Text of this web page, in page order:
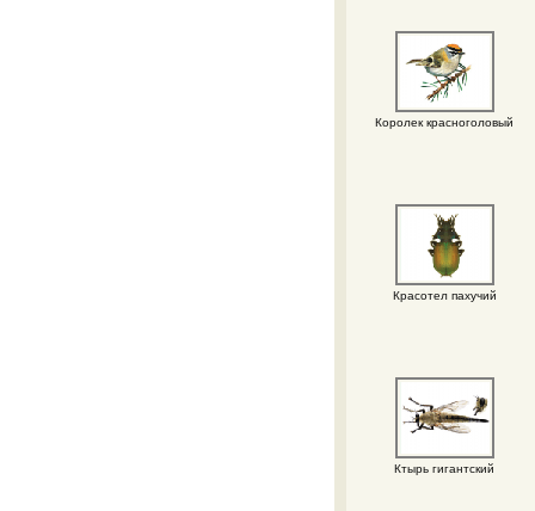
Королек красноголовый
Красотел пахучий
Ктырь гигантский